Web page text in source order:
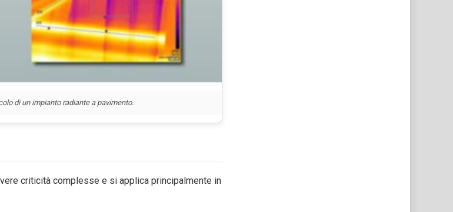
di un impianto radiante a pavimento.
criticità complesse e si applica principalmente in